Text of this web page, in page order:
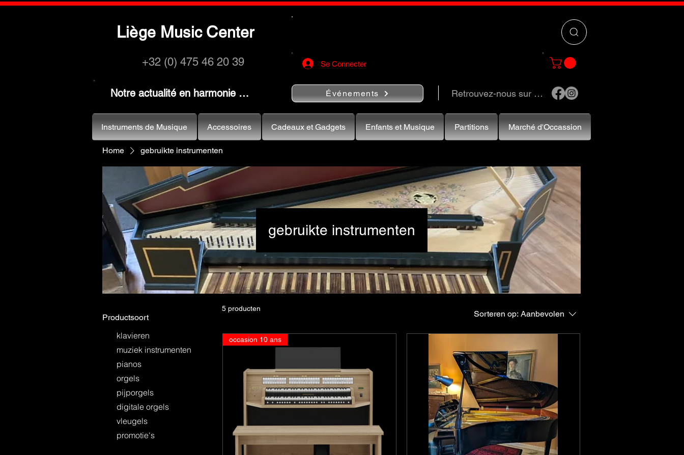
Liège Music Center
+32 (0) 475 46 20 39 Se Connecter
Notre actualité en harmonie … Événements Retrouvez-nous sur …
Home gebruikte instrumenten
gebruikte instrumenten
Productsoort
klavieren
muziek instrumenten
pianos
orgels
pijporgels
digitale orgels
vleugels
promotie's
5 producten
Sorteren op: Aanbevolen
occasion 10 ans
Instruments de Musique Accessoires Cadeaux et Gadgets Enfants et Musique Partitions Marché d'Occassion